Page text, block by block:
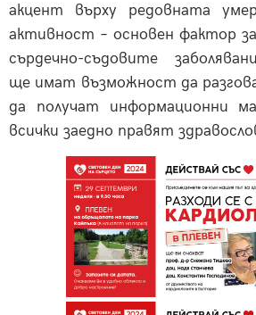
акцент върху редовната
активност – основен фактор
сърдечно-съдовите
ще имат възможност да
да получат информационни
всички заедно правят